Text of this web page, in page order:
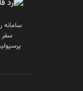
سامانه
سفر